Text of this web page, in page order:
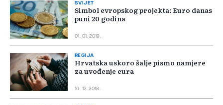
SVIJET
Simbol evropskog projekta: Euro danas
puni 20 godina
01. 01. 2019.
REGIJA
Hrvatska uskoro šalje pismo namjere
za uvođenje eura
16. 12. 2018.